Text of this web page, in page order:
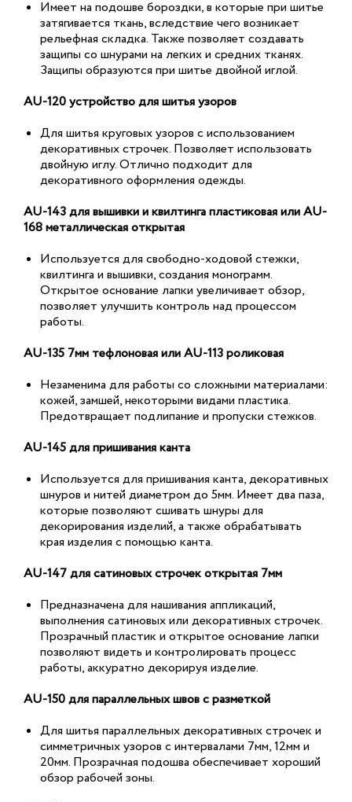
Имеет на подошве бороздки, в которые при шитье
затягивается ткань, вследствие чего возникает
рельефная складка. Также позволяет создавать
защипы со шнурами на легких и средних тканях.
Защипы образуются при шитье двойной иглой.
AU-120 устройство для шитья узоров
Для шитья круговых узоров с использованием
декоративных строчек. Позволяет использовать
двойную иглу. Отлично подходит для
декоративного оформления одежды.
AU-143 для вышивки и квилтинга пластиковая или AU-
168 металлическая открытая
Используется для свободно-ходовой стежки,
квилтинга и вышивки, создания монограмм.
Открытое основание лапки увеличивает обзор,
позволяет улучшить контроль над процессом
работы.
AU-135 7мм тефлоновая или AU-113 роликовая
Незаменима для работы со сложными материалами:
кожей, замшей, некоторыми видами пластика.
Предотвращает подлипание и пропуски стежков.
AU-145 для пришивания канта
Используется для пришивания канта, декоративных
шнуров и нитей диаметром до 5мм. Имеет два паза,
которые позволяют сшивать шнуры для
декорирования изделий, а также обрабатывать
края изделия с помощью канта.
AU-147 для сатиновых строчек открытая 7мм
Предназначена для нашивания аппликаций,
выполнения сатиновых или декоративных строчек.
Прозрачный пластик и открытое основание лапки
позволяют видеть и контролировать процесс
работы, аккуратно декорируя изделие.
AU-150 для параллельных швов с разметкой
Для шитья параллельных декоративных строчек и
симметричных узоров с интервалами 7мм, 12мм и
20мм. Прозрачная подошва обеспечивает хороший
обзор рабочей зоны.